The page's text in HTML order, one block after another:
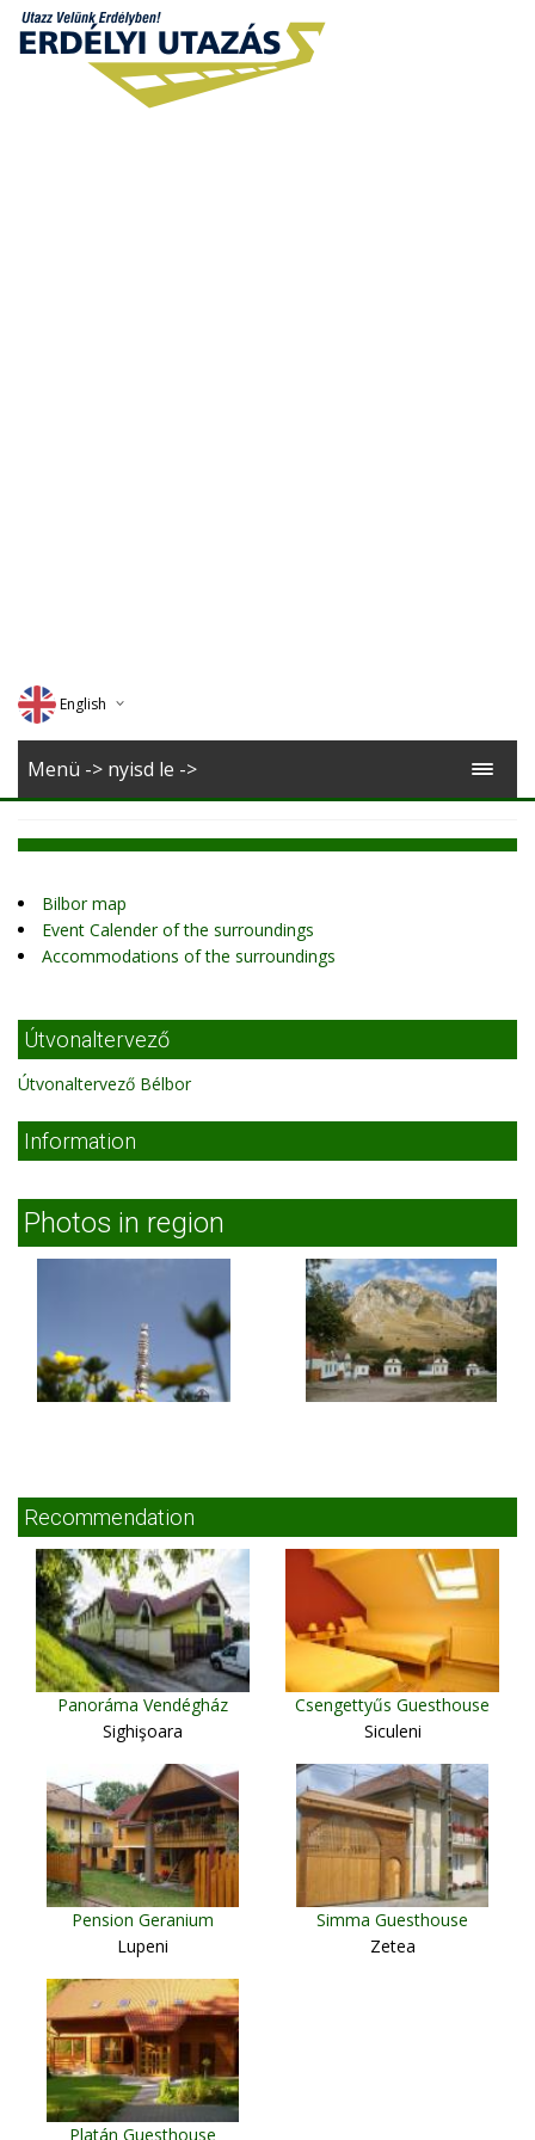
English
Deutsch
Menü -> nyisd le ->
Bilbor map
Event Calender of the surroundings
Accommodations of the surroundings
Útvonaltervező
Útvonaltervező Bélbor
Information
Photos in region
Recommendation
Panoráma Vendégház
Sighişoara
Csengettyűs Guesthouse
Siculeni
Pension Geranium
Lupeni
Simma Guesthouse
Zetea
Platán Guesthouse